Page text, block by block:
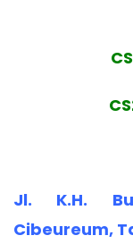
Jl. K.H.
Cibeureum,